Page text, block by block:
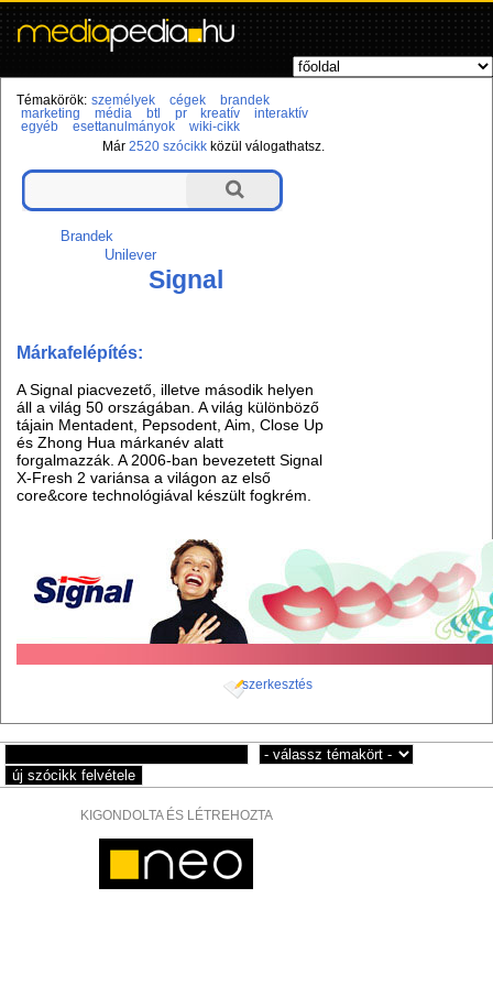
Témakörök: személyek cégek
brandek
marketing
média btl pr kreatív
interaktív
egyéb
esettanulmányok
wiki-cikk
Már2520 szócikk közül válogathatsz.
Brandek
Unilever
Signal
Márkafelépítés:
A Signal piacvezető, illetve második helyen
áll a világ 50 országában. A világ különböző
tájain Mentadent, Pepsodent, Aim, Close Up
és Zhong Hua márkanév alatt
forgalmazzák. A 2006-ban bevezetett Signal
X-Fresh 2 variánsa a világon az első
core&core technológiával készült fogkrém.
szerkesztés
KIGONDOLTA ÉS LÉTREHOZTA